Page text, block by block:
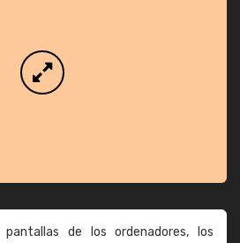
de los ordenadores, los